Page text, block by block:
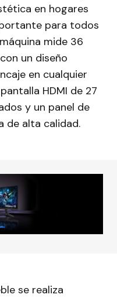
en hogares
para todos
mide 36
un diseño
en cualquier
HDMI de 27
y un panel de
de alta calidad.
se realiza